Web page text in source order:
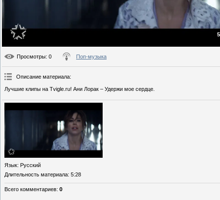
Просмотры: 0 Поп-музыка
Описание материала:
Лучшие клипы на Tvigle.ru! Ани Лорак – Удержи мое сердце.
Язык: Русский
Длительность материала: 5:28
Всего комментариев: 0